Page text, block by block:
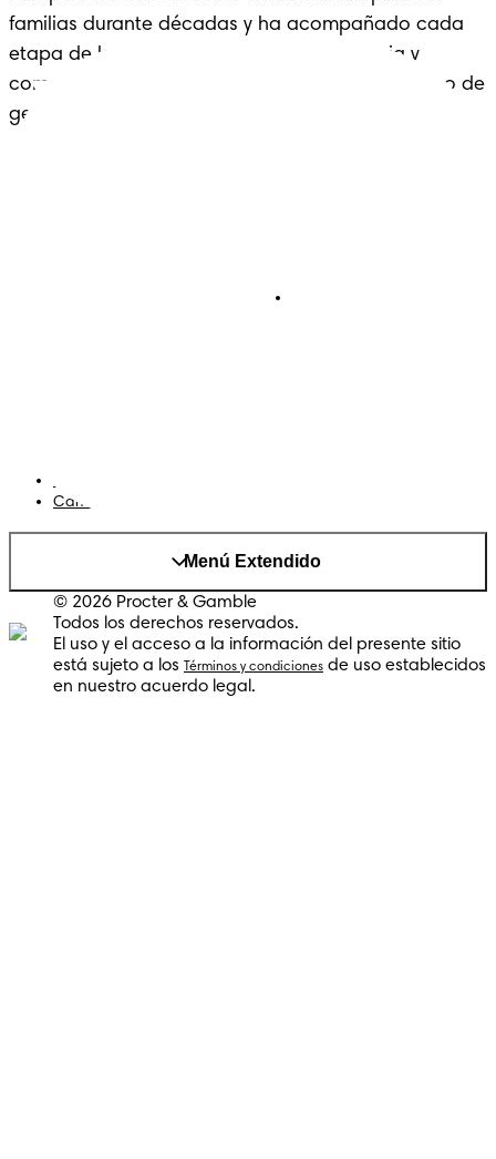
familias durante décadas y ha acompañado cada
etapa de la crianza con cariño, experiencia y
comodidad: un legado que se extiende a lo largo de
generaciones.
Cambiar el país/region
Menú Extendido
© 2026 Procter & Gamble
Todos los derechos reservados.
El uso y el acceso a la información del presente sitio
está sujeto a los
Términos y condiciones de uso establecidos
en nuestro acuerdo legal.